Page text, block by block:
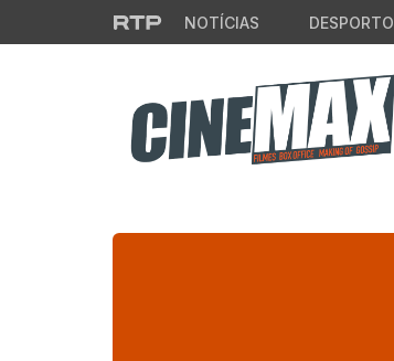
Saltar para o conteúdo principal
NOTÍCIAS DESPORTO